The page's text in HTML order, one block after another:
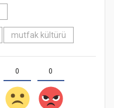
mutfak kültürü
0 0